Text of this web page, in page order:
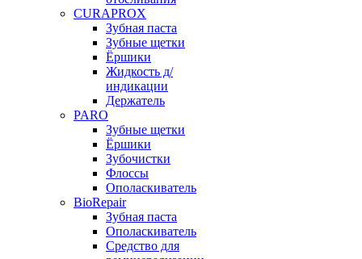
CURAPROX
Зубная паста
Зубные щетки
Ёршики
Жидкость д/
индикации
Держатель
PARO
Зубные щетки
Ёршики
Зубочистки
Флоссы
Ополаскиватель
BioRepair
Зубная паста
Ополаскиватель
Средство для